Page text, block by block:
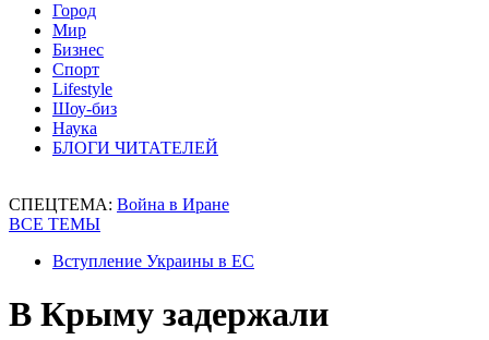
Город
Мир
Бизнес
Спорт
Lifestyle
Шоу-биз
Наука
БЛОГИ ЧИТАТЕЛЕЙ
СПЕЦТЕМА: Война в Иране
ВСЕ ТЕМЫ
Вступление Украины в ЕС
В Крыму задержали